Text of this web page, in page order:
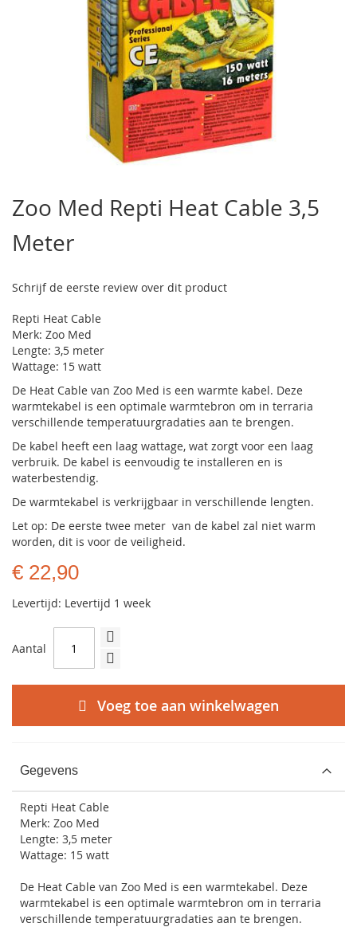
het
begin
van
de
gallerij
Zoo Med Repti Heat Cable 3,5
Meter
Schrijf de eerste review over dit product
Repti Heat Cable
Merk: Zoo Med
Lengte: 3,5 meter
Wattage: 15 watt
De Heat Cable van Zoo Med is een warmte kabel. Deze
warmtekabel is een optimale warmtebron om in terraria
verschillende temperatuurgradaties aan te brengen.
De kabel heeft een laag wattage, wat zorgt voor een laag
verbruik. De kabel is eenvoudig te installeren en is
waterbestendig.
De warmtekabel is verkrijgbaar in verschillende lengten.
Let op: De eerste twee meter van de kabel zal niet warm
worden, dit is voor de veiligheid.
€ 22,90
Levertijd: Levertijd 1 week
Aantal
Voeg toe aan winkelwagen
Gegevens
Repti Heat Cable
Merk: Zoo Med
Lengte: 3,5 meter
Wattage: 15 watt
De Heat Cable van Zoo Med is een warmtekabel. Deze
warmtekabel is een optimale warmtebron om in terraria
verschillende temperatuurgradaties aan te brengen.